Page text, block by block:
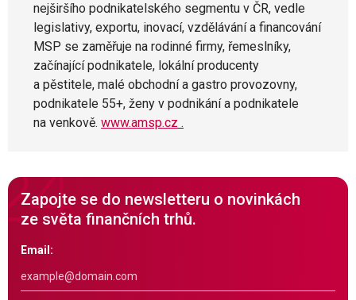
nejširšího podnikatelského segmentu v ČR, vedle
legislativy, exportu, inovací, vzdělávání a financování
MSP se zaměřuje na rodinné firmy, řemeslníky,
začínající podnikatele, lokální producenty
a pěstitele, malé obchodní a gastro provozovny,
podnikatele 55+, ženy v podnikání a podnikatele
na venkově. www.amsp.cz .
Zapojte se do newsletteru o novinkách
ze světa finančních trhů.
Email: